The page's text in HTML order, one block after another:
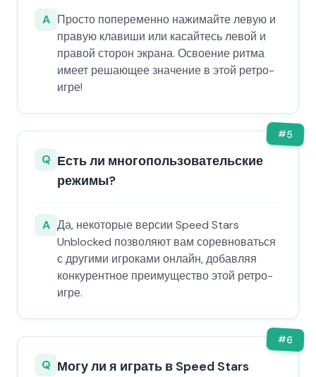
A Просто попеременно нажимайте левую и
правую клавиши или касайтесь левой и
правой сторон экрана. Освоение ритма
имеет решающее значение в этой ретро-
игре!
#5
Q Есть ли многопользовательские
режимы?
A Да, некоторые версии Speed Stars
Unblocked позволяют вам соревноваться
с другими игроками онлайн, добавляя
конкурентное преимущество этой ретро-
игре.
#6
Q Могу ли я играть в Speed Stars